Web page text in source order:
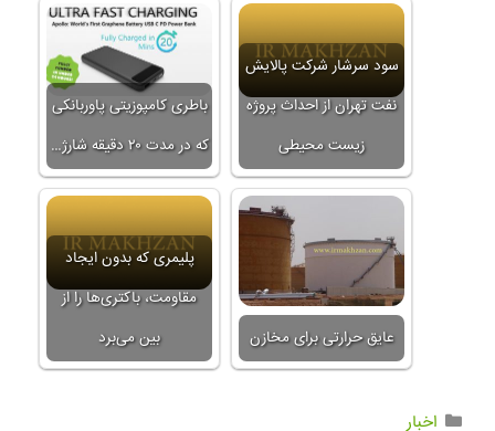
باطری کامپوزیتی پاوربانکی
که در مدت ۲۰ دقیقه شارژ…
سود سرشار شرکت پالایش
نفت تهران از احداث پروژه
زیست محیطی
پلیمری که بدون ایجاد
مقاومت، باکتری‌ها را از
بین می‌برد
عایق حرارتی برای مخازن
اخبار